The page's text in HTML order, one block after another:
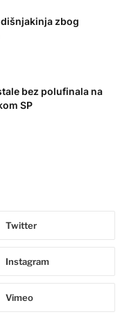
zbog
bez polufinala na
SP
Twitter
Instagram
Vimeo